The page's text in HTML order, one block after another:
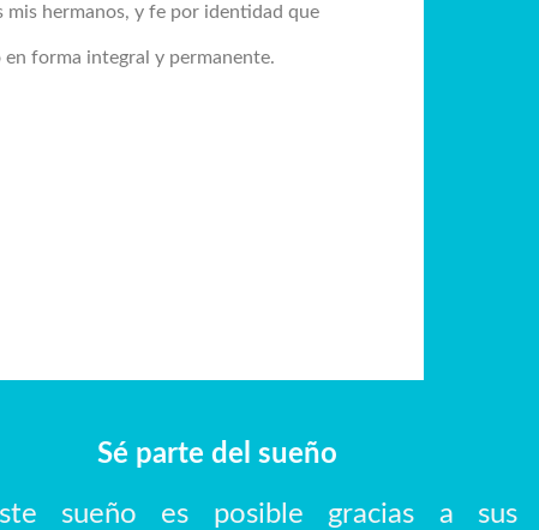
mis hermanos, y fe por identidad que
forma integral y permanente.
Sé parte del sueño
sueño es posible gracias a sus